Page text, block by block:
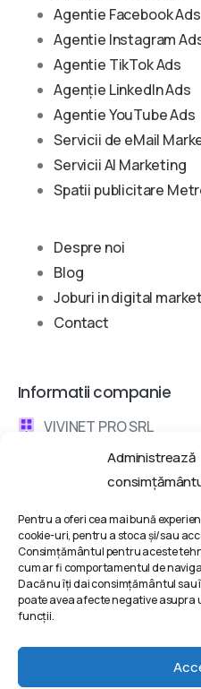
Administrează
Pentru a oferi cea mai bună
cookie-uri, pentru a stoca și/sau
Consimțământul pentru aceste
cum ar fi comportamentul de
Dacă nu îți dai consimțământul
poate avea afecte negative
funcții.
Agentie Facebook Ads
Agentie Instagram
Agentie TikTok Ads
Agenție LinkedIn Ads
Agentie YouTube Ads
Servicii de eMail
Servicii AI Marketing
Spatii publicitare
Despre noi
Blog
Joburi in digital
Contact
Informatii companie
VIVINET PRO SRL
Bd. Metalurgiei 132,
Discuta
Termeni si conditii
Politica de Confidentialitate